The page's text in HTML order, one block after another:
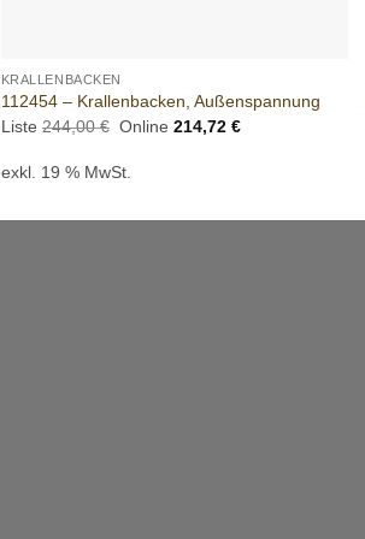
KRALLENBACKEN
112454 – Krallenbacken, Außenspannung
Liste 244,00€ Ursprünglicher
244,00 €
Online 214,72€Aktueller
exkl. 19 % MwSt.